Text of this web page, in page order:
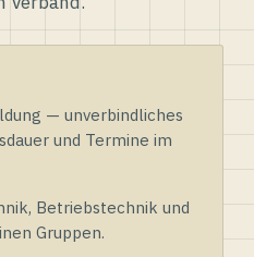
— unverbindliches
und Termine im
Betriebstechnik und
Gruppen.